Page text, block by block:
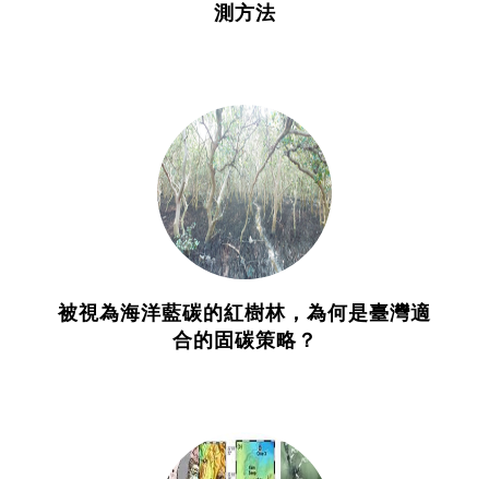
測方法
被視為海洋藍碳的紅樹林，為何是臺灣適
合的固碳策略？